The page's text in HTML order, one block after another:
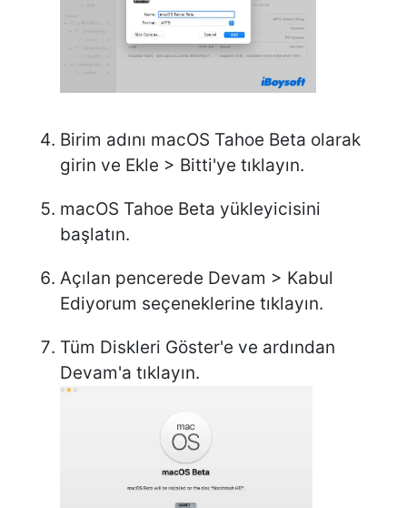
Birim adını macOS Tahoe Beta olarak
girin ve Ekle > Bitti'ye tıklayın.
macOS Tahoe Beta yükleyicisini
başlatın.
Açılan pencerede Devam > Kabul
Ediyorum seçeneklerine tıklayın.
Tüm Diskleri Göster'e ve ardından
Devam'a tıklayın.